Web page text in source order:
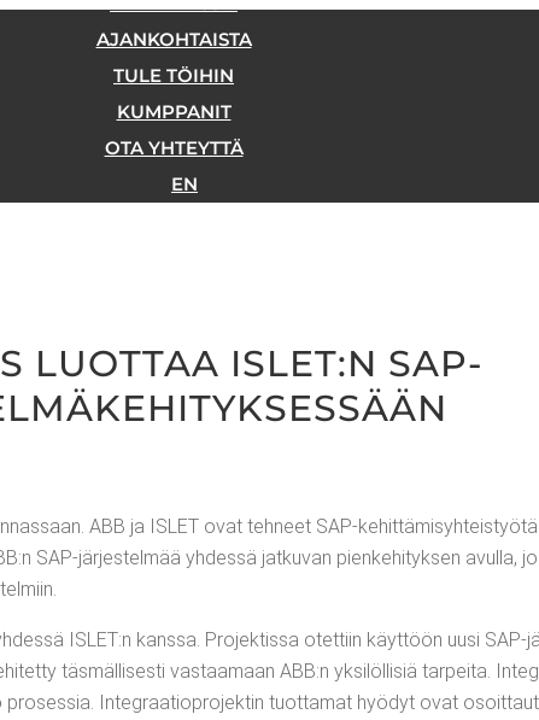
AJAN­KOH­TAIS­TA
TULE TÖI­HIN
KUMP­PA­NIT
OTA YHTEYT­TÄ
EN
LUOT­TAA ISLET:N SAP-
ABB ja ISLET ovat teh­neet SAP-
SAP-jär­jes­tel­mää yhdes­sä jat­ku­van pien­ke­hi­tyk­sen avul­la,
ISLET:n kans­sa. Pro­jek­tis­sa otet­tiin käyt­töön uusi
täs­mäl­li­ses­ti vas­taa­maan ABB:n yksi­löl­li­siä tar­pei­ta.
Inte­graa­tio­pro­jek­tin tuot­ta­mat hyö­dyt ovat